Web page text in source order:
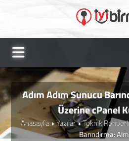
Adım Adım Sunucu
Üzerine cPanel
Anasayfa Yazılar Teknik
Barındırma: